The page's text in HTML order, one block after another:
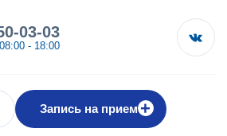
03-03
- 18:00
Запись на прием +